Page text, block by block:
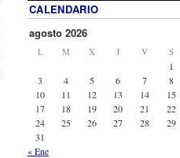
CALENDARIO
agosto 2026
L M X J V S
1
3
4 5 6 7 8
10
11 12 13 14 15
17
18 19 20 21 22
24
25 26 27 28 29
31
« Ene